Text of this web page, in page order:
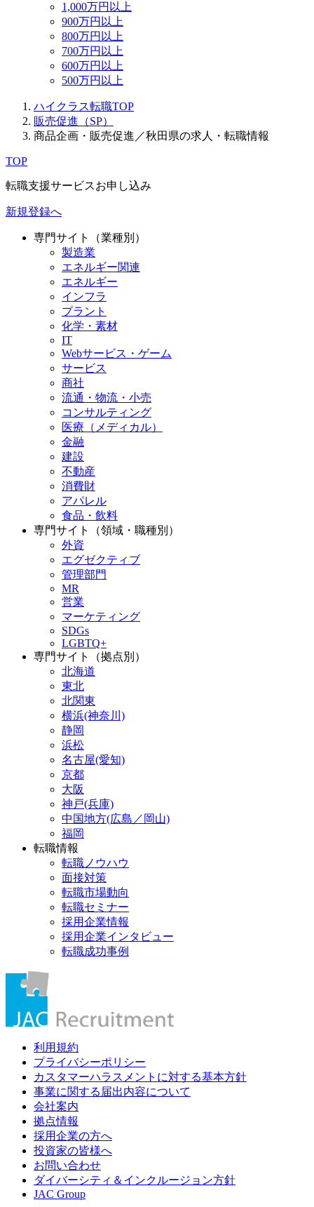
1,000万円以上
900万円以上
800万円以上
700万円以上
600万円以上
500万円以上
ハイクラス転職TOP
販売促進（SP）
商品企画・販売促進／秋田県の求人・転職情報
TOP
転職支援サービスお申し込み
新規登録へ
専門サイト（業種別）
製造業
エネルギー関連
エネルギー
インフラ
プラント
化学・素材
IT
Webサービス・ゲーム
サービス
商社
流通・物流・小売
コンサルティング
医療（メディカル）
金融
建設
不動産
消費財
アパレル
食品・飲料
専門サイト（領域・職種別）
外資
エグゼクティブ
管理部門
MR
営業
マーケティング
SDGs
LGBTQ+
専門サイト（拠点別）
北海道
東北
北関東
横浜(神奈川)
静岡
浜松
名古屋(愛知)
京都
大阪
神戸(兵庫)
中国地方(広島／岡山)
福岡
転職情報
転職ノウハウ
面接対策
転職市場動向
転職セミナー
採用企業情報
採用企業インタビュー
転職成功事例
利用規約
プライバシーポリシー
カスタマーハラスメントに対する基本方針
事業に関する届出内容について
会社案内
拠点情報
採用企業の方へ
投資家の皆様へ
お問い合わせ
ダイバーシティ＆インクルージョン方針
JAC Group